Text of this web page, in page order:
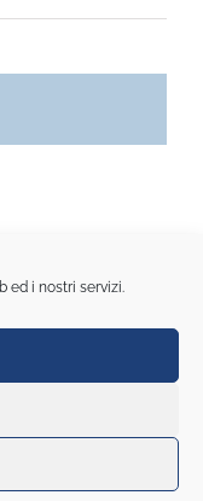
ed i nostri servizi.
casa della carta di
| Pi 01548250990
Mideanet